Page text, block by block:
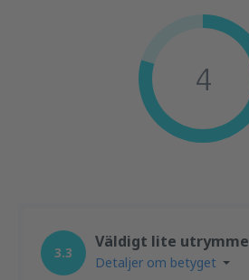
4
3.3
Väldigt lite utrymme
Detaljer om betyget